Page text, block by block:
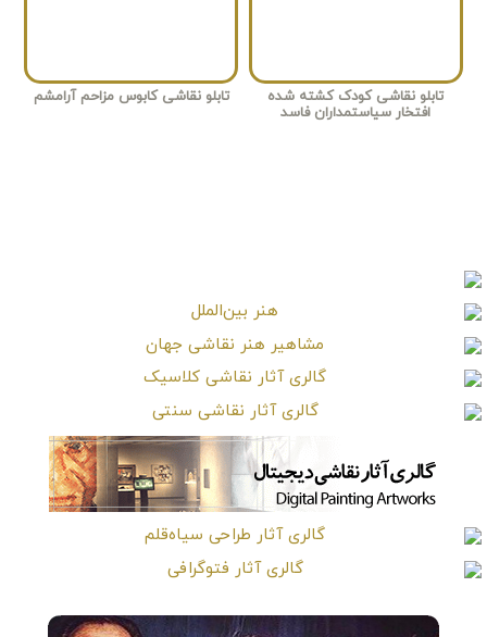
تابلو نقاشی کودک کشته شده
افتخار سیاستمداران فاسد
تابلو نقاشی کابوس مزاحم آرامشم